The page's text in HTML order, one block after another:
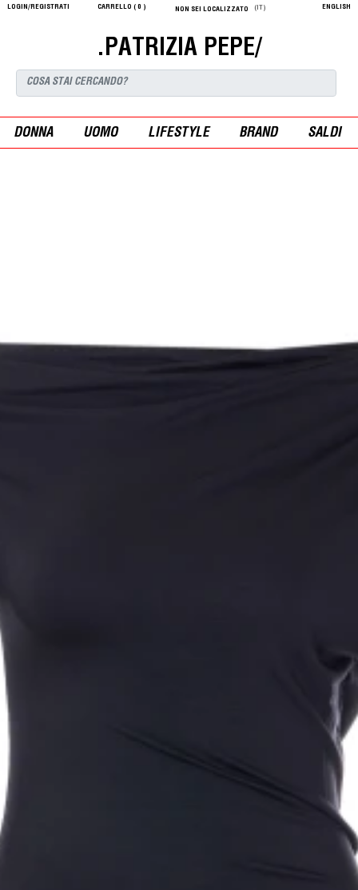
LOGIN/REGISTRATI CARRELLO ( 0 ) NON SEI LOCALIZZATO (IT) ENGLISH
.PATRIZIA PEPE/
DONNA UOMO LIFESTYLE BRAND SALDI